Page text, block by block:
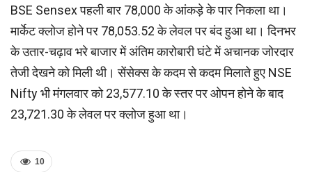
BSE Sensex पहली बार 78,000 के आंकड़े के पार निकला था।
मार्केट क्लोज होने पर 78,053.52 के लेवल पर बंद हुआ था। दिनभर
के उतार-चढ़ाव भरे बाजार में अंतिम कारोबारी घंटे में अचानक जोरदार
तेजी देखने को मिली थी। सेंसेक्स के कदम से कदम मिलाते हुए NSE
Nifty भी मंगलवार को 23,577.10 के स्तर पर ओपन होने के बाद
23,721.30 के लेवल पर क्लोज हुआ था।
10